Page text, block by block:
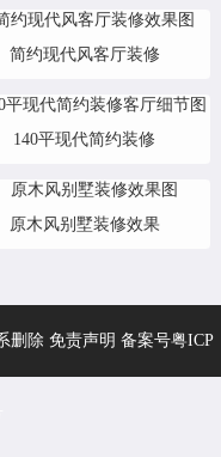
简约现代风客厅装修
140平现代简约装修
原木风别墅装修效果
删除 免责声明 备案号粤ICP